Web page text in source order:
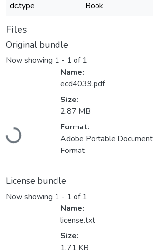
dc.type
Book
Files
Original bundle
Now showing 1 - 1 of 1
Loading...
Name:
ecd4039.pdf
Size:
2.87 MB
Format:
Adobe Portable Document
Format
License bundle
Now showing 1 - 1 of 1
Name:
license.txt
Size:
1.71 KB